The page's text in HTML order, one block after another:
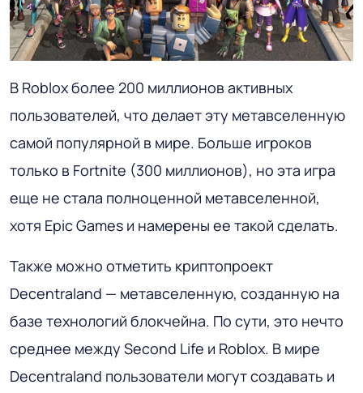
В Roblox более 200 миллионов активных
пользователей, что делает эту метавселенную
самой популярной в мире. Больше игроков
только в Fortnite (300 миллионов), но эта игра
еще не стала полноценной метавселенной,
хотя Epic Games и намерены ее такой сделать.
Также можно отметить криптопроект
Decentraland — метавселенную, созданную на
базе технологий блокчейна. По сути, это нечто
среднее между Second Life и Roblox. В мире
Decentraland пользователи могут создавать и